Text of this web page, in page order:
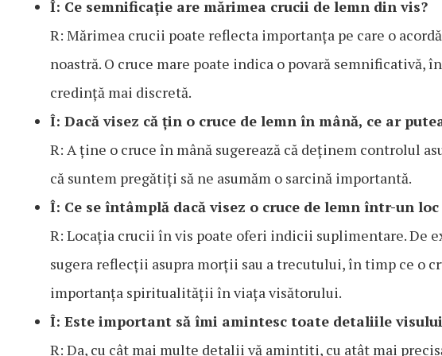
Î: Ce semnificație are mărimea crucii de lemn din vis?
R: Mărimea crucii poate reflecta importanța pe care o
noastră. O cruce mare poate indica o povară semnificativă,
credință mai discretă.
Î: Dacă visez că țin o cruce de lemn în mână, ce ar
R: A ține o cruce în mână sugerează că deținem controlul
că suntem pregătiți să ne asumăm o sarcină importantă.
Î: Ce se întâmplă dacă visez o cruce de lemn într-un
R: Locația crucii în vis poate oferi indicii suplimentare. De
sugera reflecții asupra morții sau a trecutului, în timp ce o
importanța spiritualității în viața visătorului.
Î: Este important să îmi amintesc toate detaliile
R: Da, cu cât mai multe detalii vă amintiți, cu atât mai